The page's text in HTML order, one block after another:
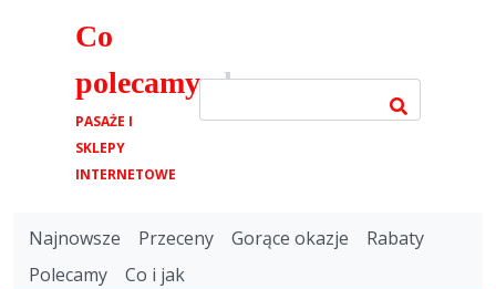
Co
polecamy.pl
PASAŻE I
SKLEPY
INTERNETOWE
Najnowsze Przeceny Gorące okazje
Rabaty
Polecamy
Co i jak